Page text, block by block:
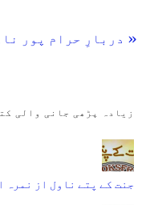
« دربارِ حرام پور
زیادہ پڑھی جانی والی
جنت کے پتے ناول از نمرہ